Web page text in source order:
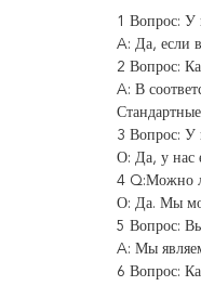
1 Вопрос: У
A: Да, если
2 Вопрос:
A: В
3 Вопрос: У
О: Да, у нас
4 Q:Можно
О: Да. Мы
5 Вопрос:
A: Мы
6 Вопрос: